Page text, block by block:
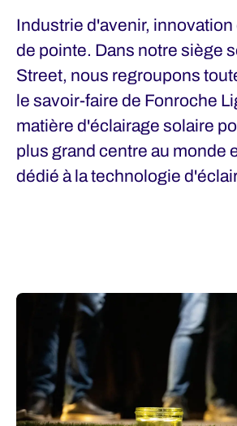
Industrie d'avenir,
de pointe. Dans notre siège
Street, nous regroupons
le savoir-faire de Fonroche
matière d'éclairage solaire
plus grand centre au monde
dédié à la technologie